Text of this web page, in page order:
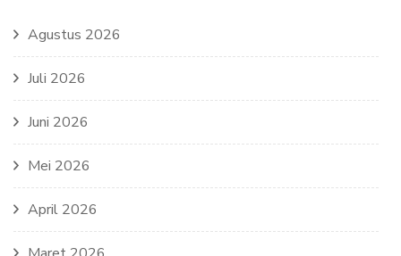
Agustus 2026
Juli 2026
Juni 2026
Mei 2026
April 2026